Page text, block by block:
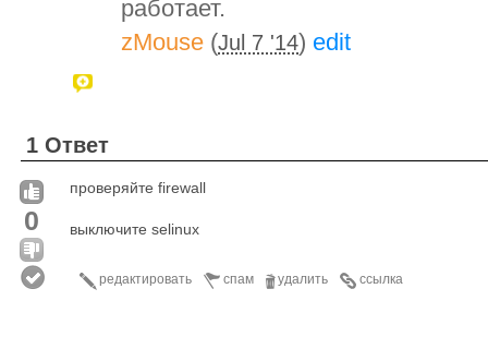
работает.
zMouse (Jul 7 '14) edit
1 Ответ
0
проверяйте firewall
выключите selinux
ссылка
удалить
спам
редактировать